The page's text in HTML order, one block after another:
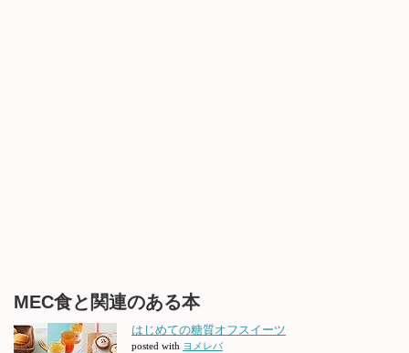
MEC食と関連のある本
はじめての糖質オフスイーツ
posted with ヨメレバ